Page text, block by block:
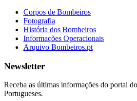
Corpos de Bombeiros
Fotografia
História dos Bombeiros
Informações Operacionais
Arquivo Bombeiros.pt
Newsletter
Receba as últimas informações do portal
Portugueses.